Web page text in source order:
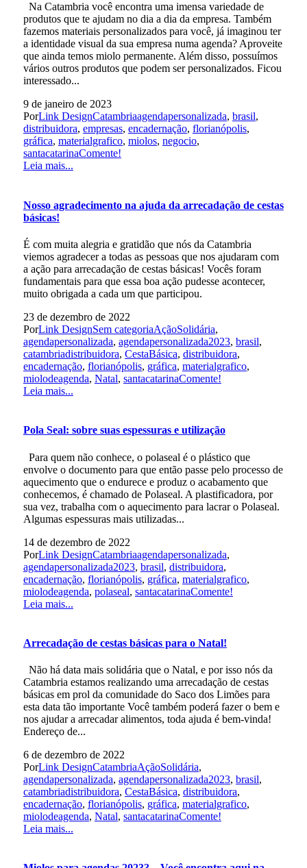
Na Catambria você encontra uma imensa variedade de
produtos que te ajudam no dia a dia da empresa. Também
fazemos materiais personalizados para você, já imaginou ter
a identidade visual da sua empresa numa agenda? Aproveite
que ainda temos miolo permanente. Além disso, possuímos
vários outros produtos que podem ser personalizados. Ficou
interessado...
9 de janeiro de 2023
PorLink DesignCatambriaagendapersonalizada, brasil,
distribuidora, empresas, encadernação, florianópolis,
gráfica, materialgrafico, miolos, negocio,
santacatarinaComente!
Leia mais...
Nosso agradecimento na ajuda da arrecadação de cestas
básicas!
É com muita alegria e gratidão que nós da Catambria
viemos agradecer a todas as pessoas que nos ajudaram com
a ação para arrecadação de cestas básicas! Vocês foram
fundamentais para que essa boa ação pudesse acontecer,
muito obrigada a cada um que participou.
23 de dezembro de 2022
PorLink DesignSem categoriaAçãoSolidária,
agendapersonalizada, agendapersonalizada2023, brasil,
catambriadistribuidora, CestaBásica, distribuidora,
encadernação, florianópolis, gráfica, materialgrafico,
miolodeagenda, Natal, santacatarinaComente!
Leia mais...
Pola Seal: sobre suas espessuras e utilização
Para quem não conhece, o polaseal é o plástico que
envolve o documento para que então passe pelo processo de
aquecimento que o endurece e produz o acabamento que
conhecemos, é chamado de Polaseal. A plastificadora, por
sua vez, trabalha com o aquecimento para lacrar o Polaseal.
Algumas espessuras mais utilizadas...
14 de dezembro de 2022
PorLink DesignCatambriaagendapersonalizada,
agendapersonalizada2023, brasil, distribuidora,
encadernação, florianópolis, gráfica, materialgrafico,
miolodeagenda, polaseal, santacatarinaComente!
Leia mais...
Arrecadação de cestas básicas para o Natal!
Não há data mais solidária que o Natal, e por isso nós da
Catambria estamos realizando uma arrecadação de cestas
básicas em prol da comunidade do Saco dos Limões para
esta data tão importante Você também poderá fazer o bem e
nos ajudar a arrecadar alimentos, toda ajuda é bem-vinda!
Endereço de...
6 de dezembro de 2022
PorLink DesignCatambriaAçãoSolidária,
agendapersonalizada, agendapersonalizada2023, brasil,
catambriadistribuidora, CestaBásica, distribuidora,
encadernação, florianópolis, gráfica, materialgrafico,
miolodeagenda, Natal, santacatarinaComente!
Leia mais...